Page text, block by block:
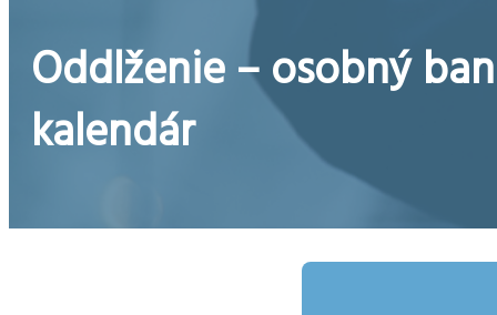
Oddlženie – osobný
kalendár